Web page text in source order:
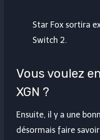
Star Fox sortira
Switch 2.
Vous voulez
XGN ?
Ensuite, il y a une
désormais faire